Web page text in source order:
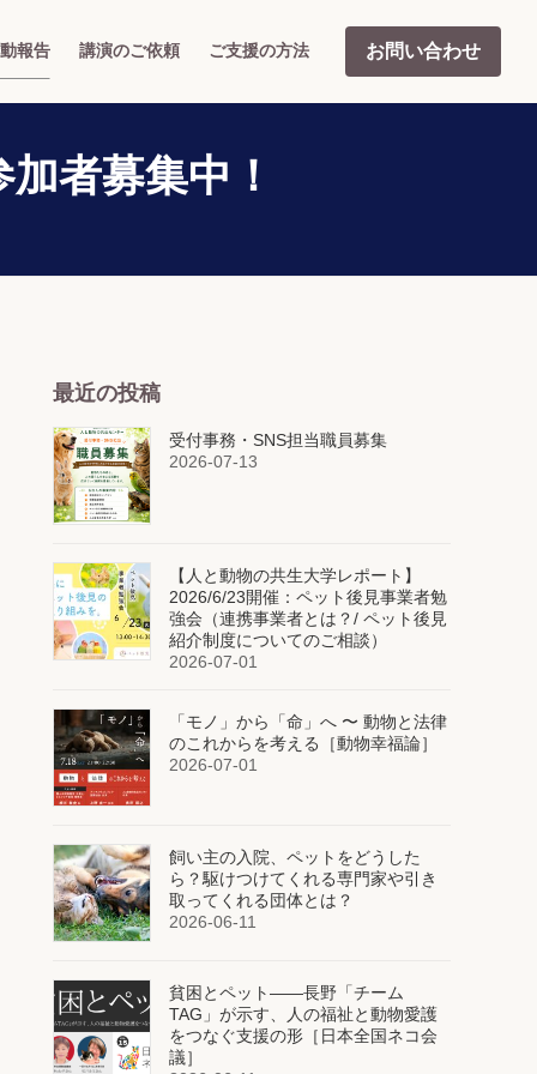
お問い合わせ
報告 講演のご依頼 ご支援の方法
者募集中！
最近の投稿
受付事務・SNS担当職員募集
2026-07-13
【人と動物の共生大学レポート】
2026/6/23開催：ペット後見事業者勉
強会（連携事業者とは？/ ペット後見
紹介制度についてのご相談）
2026-07-01
「モノ」から「命」へ 〜 動物と法律
のこれからを考える［動物幸福論］
2026-07-01
飼い主の入院、ペットをどうした
ら？駆けつけてくれる専門家や引き
取ってくれる団体とは？
2026-06-11
貧困とペット——長野「チーム
TAG」が示す、人の福祉と動物愛護
をつなぐ支援の形［日本全国ネコ会
議］